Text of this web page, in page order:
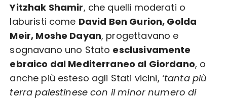
Yitzhak Shamir, che quelli moderati o
laburisti come David Ben Gurion, Golda
Meir, Moshe Dayan, progettavano e
sognavano uno Stato esclusivamente
ebraico dal Mediterraneo al Giordano, o
anche più esteso agli Stati vicini, ‘tanta più
terra palestinese con il minor numero di